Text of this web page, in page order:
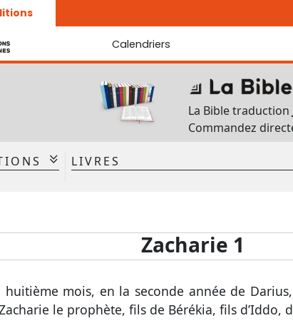
Calendriers
La Bonne Semence
Le Seigneur est proche
Bibles
Ancien
La Bible traduction
Commandez
J. N.
LIVRES
Ruth
1 Sam. 2 Sam. 1 Rois 2
Esd.
Néh. Est. Job
Joël
Amos Abd. Jon.
Zacharie 1
huitième mois, en la seconde année de
le prophète, fils de Bérékia, fils d’Iddo,